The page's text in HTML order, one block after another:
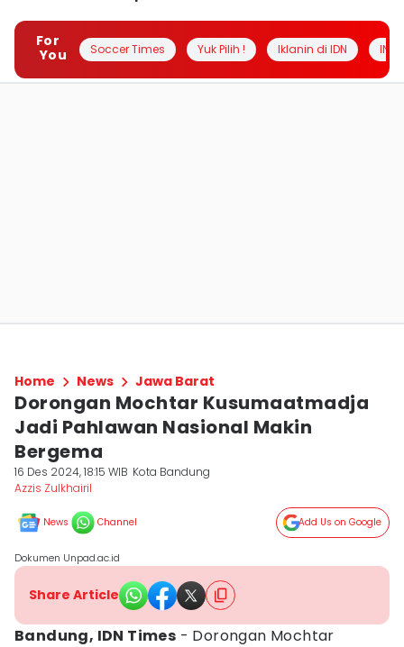
For
You
Soccer Times Yuk Pilih ! Iklanin di IDN
Home News Jawa Barat
Dorongan Mochtar Kusumaatmadja
Jadi Pahlawan Nasional Makin
Bergema
16 Des 2024, 18:15 WIB Kota Bandung
Azzis Zulkhairil
News Channel Add Us on Google
Dokumen Unpad.ac.id
Share Article
Bandung, IDN Times - Dorongan Mochtar